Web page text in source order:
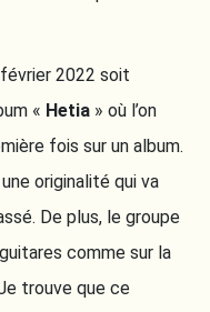
2022 soit
« Hetia » où l’on
fois sur un album.
originalité qui va
De plus, le groupe
comme sur la
trouve que ce